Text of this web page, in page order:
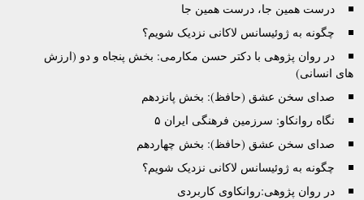
درست همین جا، درست همین جا
چگونه به ژوئیسانس لاکانی نزدیک شویم؟
در روان پژوهی با دکتر حسن مکارمی: بخش پنجاه و دو (ارزش
های انسانی)
صدای سخن عشق (حافظ): بخش پانزدهم
نگاه روانکاو: سرزمین فرهنگی ایران ۵
صدای سخن عشق (حافظ): بخش چهاردهم
چگونه به ژوئیسانس لاکانی نزدیک شویم؟
در روان پژوهی:روانکاوی کاربردی